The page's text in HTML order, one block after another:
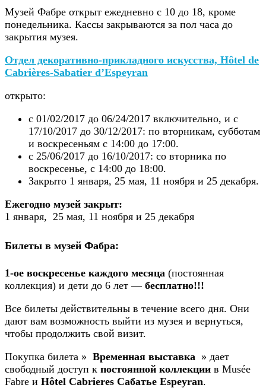
Музей Фабре открыт ежедневно с 10 до 18, кроме
понедельника. Кассы закрываются за пол часа до
закрытия музея.
Отдел декоративно-прикладного искусства, Hôtel de
Cabrières-Sabatier d’Espeyran
открыто:
с 01/02/2017 до 06/24/2017 включительно, и с
17/10/2017 до 30/12/2017: по вторникам, субботам
и воскресеньям с 14:00 до 17:00.
с 25/06/2017 до 16/10/2017: со вторника по
воскресенье, с 14:00 до 18:00.
Закрыто 1 января, 25 мая, 11 ноября и 25 декабря.
Ежегодно музей закрыт:
1 января, 25 мая, 11 ноября и 25 декабря
Билеты в музей Фабра:
1-ое воскресенье каждого месяца (постоянная
коллекция) и дети до 6 лет — бесплатно!!!
Все билеты действительны в течение всего дня. Они
дают вам возможность выйти из музея и вернуться,
чтобы продолжить свой визит.
Покупка билета » Временная выставка » дает
свободный доступ к постоянной коллекции в Musée
Fabre и Hôtel Cabrieres Сабатье Espeyran.